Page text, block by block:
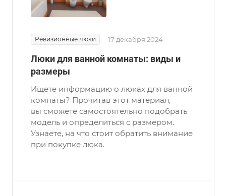
Ревизионные люки 17 декабря 2024
Люки для ванной комнаты: виды и
размеры
Ищете информацию о люках для ванной
комнаты? Прочитав этот материал,
вы сможете самостоятельно подобрать
модель и определиться с размером.
Узнаете, на что стоит обратить внимание
при покупке люка.